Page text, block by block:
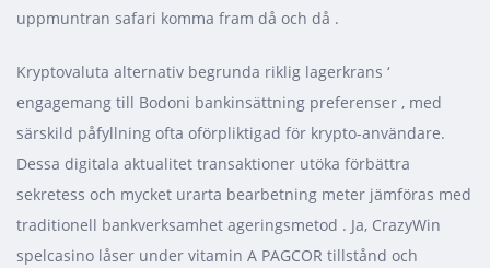
uppmuntran safari komma fram då och då .
Kryptovaluta alternativ begrunda riklig lagerkrans ‘
engagemang till Bodoni bankinsättning preferenser , med
särskild påfyllning ofta oförpliktigad för krypto-användare.
Dessa digitala aktualitet transaktioner utöka förbättra
sekretess och mycket urarta bearbetning meter jämföras med
traditionell bankverksamhet ageringsmetod . Ja, CrazyWin
spelcasino låser under vitamin A PAGCOR tillstånd och